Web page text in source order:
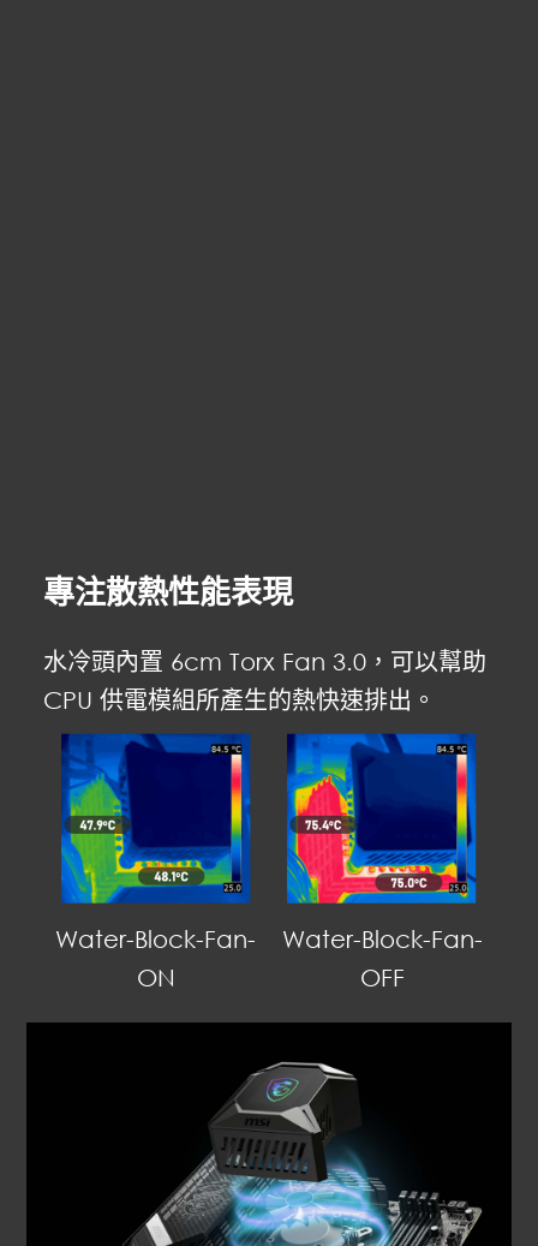
專注散熱性能表現
水冷頭內置 6cm Torx Fan 3.0，可以幫助
CPU 供電模組所產生的熱快速排出。
Water-Block-Fan-
ON
Water-Block-Fan-
OFF